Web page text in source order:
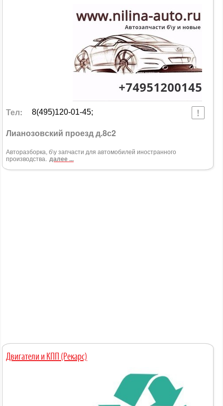
Тел: 8(495)120-01-45;
Лианозовский проезд д.8с2
Авторазборка, б\у запчасти для автомобилей иностранного
производства. далее ...
Двигатели и КПП (Рекарс)